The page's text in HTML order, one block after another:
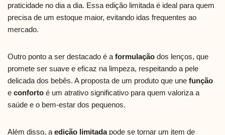
praticidade no dia a dia. Essa edição limitada é ideal para quem
precisa de um estoque maior, evitando idas frequentes ao
mercado.
Outro ponto a ser destacado é a formulação dos lenços, que
promete ser suave e eficaz na limpeza, respeitando a pele
delicada dos bebês. A proposta de um produto que une função
e conforto é um atrativo significativo para quem valoriza a
saúde e o bem-estar dos pequenos.
Além disso, a edição limitadapode se tornar um item de